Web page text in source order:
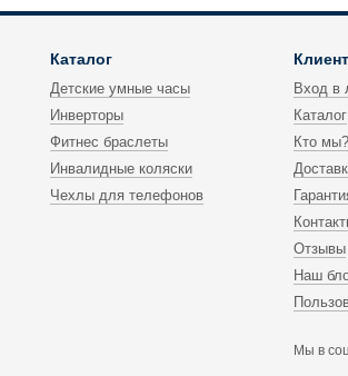
Каталог
Детские умные часы
Инверторы
Фитнес браслеты
Инвалидные коляски
Чехлы для телефонов
Вход в
Каталог
Кто мы?
Отзывы
Наш
Мы в